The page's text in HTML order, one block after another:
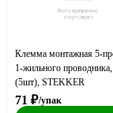
Клемма монтажная 5-
1-жильного
(5шт), STEKKER
71 ₽/упак